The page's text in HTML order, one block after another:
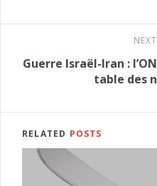
Guerre Israël-Iran :
table des
RELATED POSTS